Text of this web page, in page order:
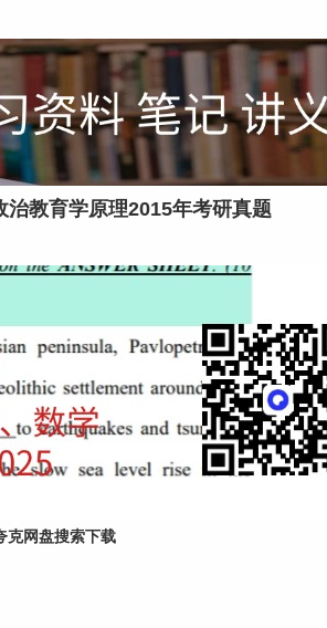
治教育学原理2015年考研真题
克网盘搜索下载